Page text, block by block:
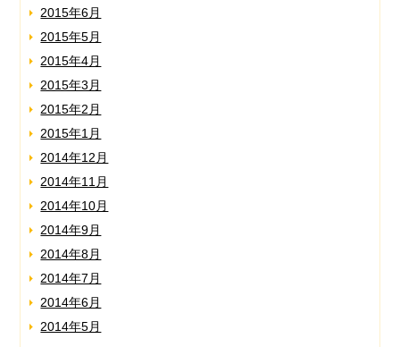
2015年6月
2015年5月
2015年4月
2015年3月
2015年2月
2015年1月
2014年12月
2014年11月
2014年10月
2014年9月
2014年8月
2014年7月
2014年6月
2014年5月